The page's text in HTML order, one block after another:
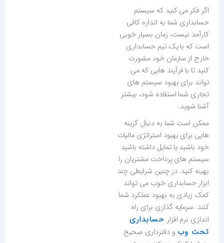
اگر فکر می کنید که سیستم
حسابداری شما به اندازه کافی
کارآمد نیست، زمان بسیار خوبی
است که با یک تیم حسابداری
خارج از سازمان خود مشورت
کنید تا با فرآیند هایی که می
تواند برای بهبود سیستم های
تجاری شما استفاده شود، بیشتر
آشنا شوید.
ممکن است شما به دنبال گزینه
هایی برای بهبود استراتژی مالیات
خود باشید یا تمایل داشته باشید
سیستم های پرداخت مشتریان را
بهینه کنید. در چنین شرایطی چند
ابزار حسابداری خوب می تواند
کمک زیادی به بهبود عملکرد شما
کنند. سرمایه گذاری برای راه
اندازی نرم افزار حسابداری
تحت وب و دفترداری صحیح